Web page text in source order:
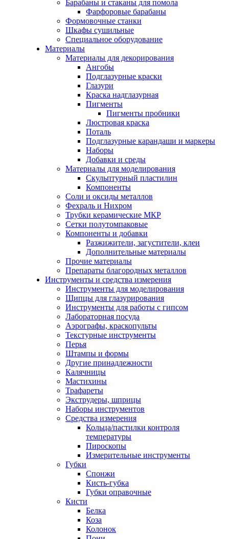
Барабаны и стаканы для помола
Фарфоровые барабаны
Формовочные станки
Шкафы сушильные
Специальное оборудование
Материалы
Материалы для декорирования
Ангобы
Подглазурные краски
Глазури
Краска надглазурная
Пигменты
Пигменты пробники
Люстровая краска
Поталь
Подглазурные карандаши и маркеры
Наборы
Добавки и среды
Материалы для моделирования
Скульптурный пластилин
Компоненты
Соли и оксиды металлов
Фехраль и Нихром
Трубки керамические МКР
Сетки полутомпаковые
Компоненты и добавки
Разжижители, загустители, клеи
Дополнительные материалы
Прочие материалы
Препараты благородных металлов
Инструменты и средства измерения
Инструменты для моделирования
Щипцы для глазурирования
Инструменты для работы с гипсом
Лабораторная посуда
Аэрографы, краскопульты
Текстурные инструменты
Перья
Штампы и формы
Другие принадлежности
Калячницы
Мастихины
Трафареты
Экструдеры, шприцы
Наборы инструментов
Средства измерения
Кольца/пастилки контроля
температуры
Пироскопы
Измерительные инструменты
Губки
Спонжи
Кисть-губка
Губки оправочные
Кисти
Белка
Коза
Колонок